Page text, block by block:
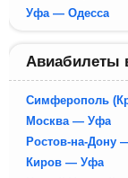
Уфа — Одесса
Авиабилеты
Симферополь
Москва — Уфа
Ростов-на-Дону
Киров — Уфа